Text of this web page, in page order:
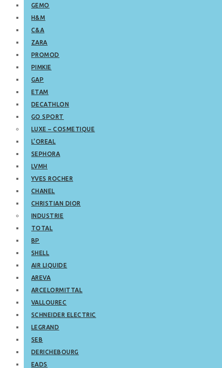
GEMO
H&M
C&A
ZARA
PROMOD
PIMKIE
GAP
ETAM
DECATHLON
GO SPORT
LUXE – COSMETIQUE
L’OREAL
SEPHORA
LVMH
YVES ROCHER
CHANEL
CHRISTIAN DIOR
INDUSTRIE
TOTAL
BP
SHELL
AIR LIQUIDE
AREVA
ARCELORMITTAL
VALLOUREC
SCHNEIDER ELECTRIC
LEGRAND
SEB
DERICHEBOURG
EADS